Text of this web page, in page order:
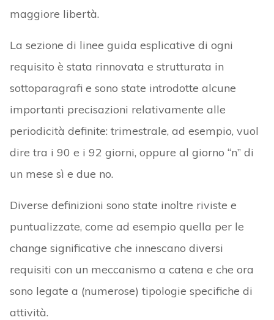
maggiore libertà.
La sezione di linee guida esplicative di ogni
requisito è stata rinnovata e strutturata in
sottoparagrafi e sono state introdotte alcune
importanti precisazioni relativamente alle
periodicità definite: trimestrale, ad esempio, vuol
dire tra i 90 e i 92 giorni, oppure al giorno “n” di
un mese sì e due no.
Diverse definizioni sono state inoltre riviste e
puntualizzate, come ad esempio quella per le
change significative che innescano diversi
requisiti con un meccanismo a catena e che ora
sono legate a (numerose) tipologie specifiche di
attività.